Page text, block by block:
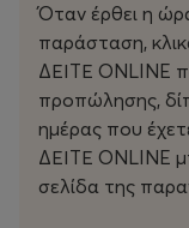
αντίστροφο. Κάτι
Πολ Σαλομέ
στην ταινία,
θρίλερ,
αυτό το μη-
δρουν οι
διακίνησης των
Όταν έρθει η
παράσταση,
ΔΕΙΤΕ ONLINE
προπώλησης,
ημέρας που
ΔΕΙΤΕ ONLINE
σελίδα της